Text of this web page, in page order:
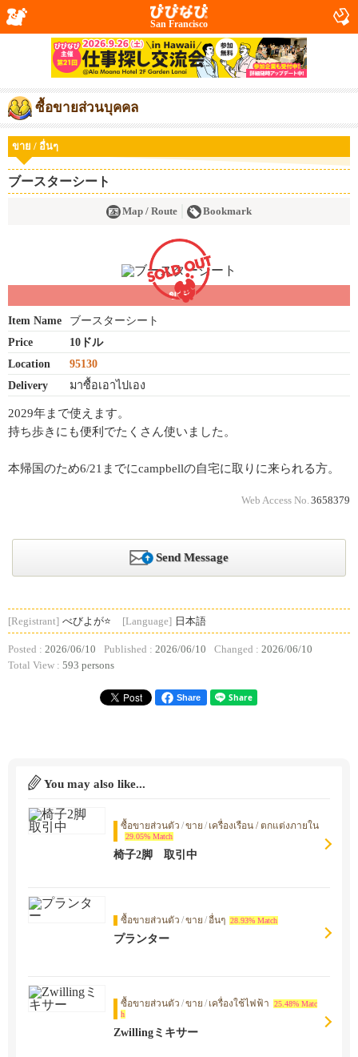
San Francisco
ซื้อขายส่วนบุคคล
ขาย / อื่นๆ
ブースターシート
Map / Route Bookmark
ขาย
Item Name
ブースターシート
Price
10ドル
Location
95130
Delivery
มาซื้อเอาไปเอง
2029年まで使えます。
持ち歩きにも便利でたくさん使いました。
本帰国のため6/21までにcampbellの自宅に取りに来られる方。
Web Access No. 3658379
Send Message
[Registrant] べびよが⭐️ [Language] 日本語
Posted : 2026/06/10 Published : 2026/06/10 Changed : 2026/06/10
Total View : 593 persons
Share
You may also like...
ซื้อขายส่วนตัว /ขาย / เครื่องเรือน / ตกแต่งภายใน
29.05% Match
椅子2脚 取引中
ซื้อขายส่วนตัว /ขาย /อื่นๆ 28.93% Match
プランター
ซื้อขายส่วนตัว /ขาย / เครื่องใช้ไฟฟ้า
25.48% Matc
h
Zwillingミキサー